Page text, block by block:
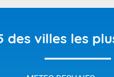
des villes les